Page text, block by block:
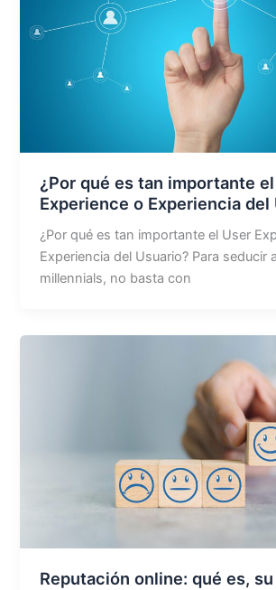
¿Por qué es tan importante
Experience o Experiencia del
¿Por qué es tan importante el User
Experiencia del Usuario? Para seducir
millennials, no basta con
Reputación online: qué es, su